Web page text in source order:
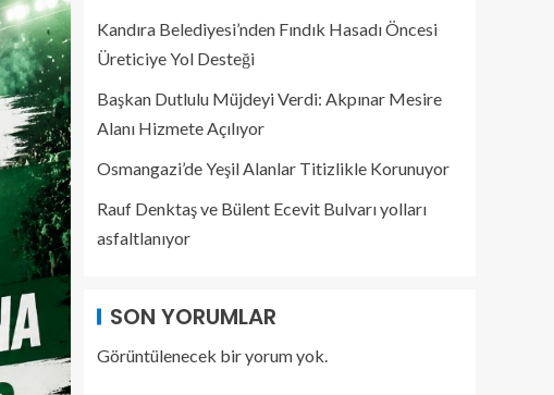
Kandıra Belediyesi’nden Fındık Hasadı Öncesi
Üreticiye Yol Desteği
Başkan Dutlulu Müjdeyi Verdi: Akpınar Mesire
Alanı Hizmete Açılıyor
Osmangazi’de Yeşil Alanlar Titizlikle Korunuyor
Rauf Denktaş ve Bülent Ecevit Bulvarı yolları
asfaltlanıyor
SON YORUMLAR
Görüntülenecek bir yorum yok.